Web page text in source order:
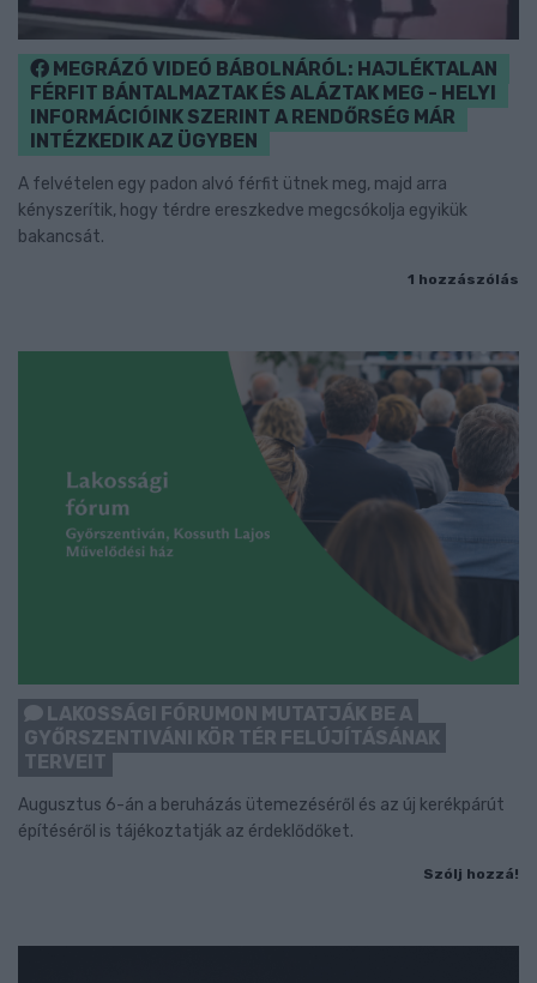
MEGRÁZÓ VIDEÓ BÁBOLNÁRÓL: HAJLÉKTALAN
FÉRFIT BÁNTALMAZTAK ÉS ALÁZTAK MEG - HELYI
INFORMÁCIÓINK SZERINT A RENDŐRSÉG MÁR
INTÉZKEDIK AZ ÜGYBEN
A felvételen egy padon alvó férfit ütnek meg, majd arra
kényszerítik, hogy térdre ereszkedve megcsókolja egyikük
bakancsát.
1 hozzászólás
LAKOSSÁGI FÓRUMON MUTATJÁK BE A
GYŐRSZENTIVÁNI KÖR TÉR FELÚJÍTÁSÁNAK
TERVEIT
Augusztus 6-án a beruházás ütemezéséről és az új kerékpárút
építéséről is tájékoztatják az érdeklődőket.
Szólj hozzá!